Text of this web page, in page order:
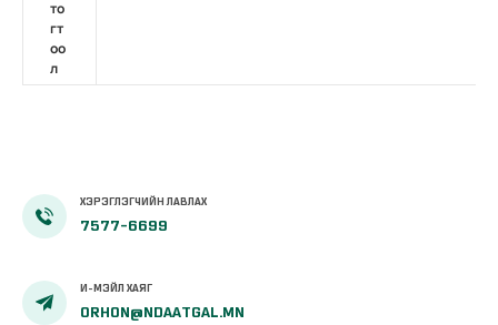
то
гт
оо
л
ХЭРЭГЛЭГЧИЙН ЛАВЛАХ
7577-6699
И-МЭЙЛ ХАЯГ
ORHON@NDAATGAL.MN